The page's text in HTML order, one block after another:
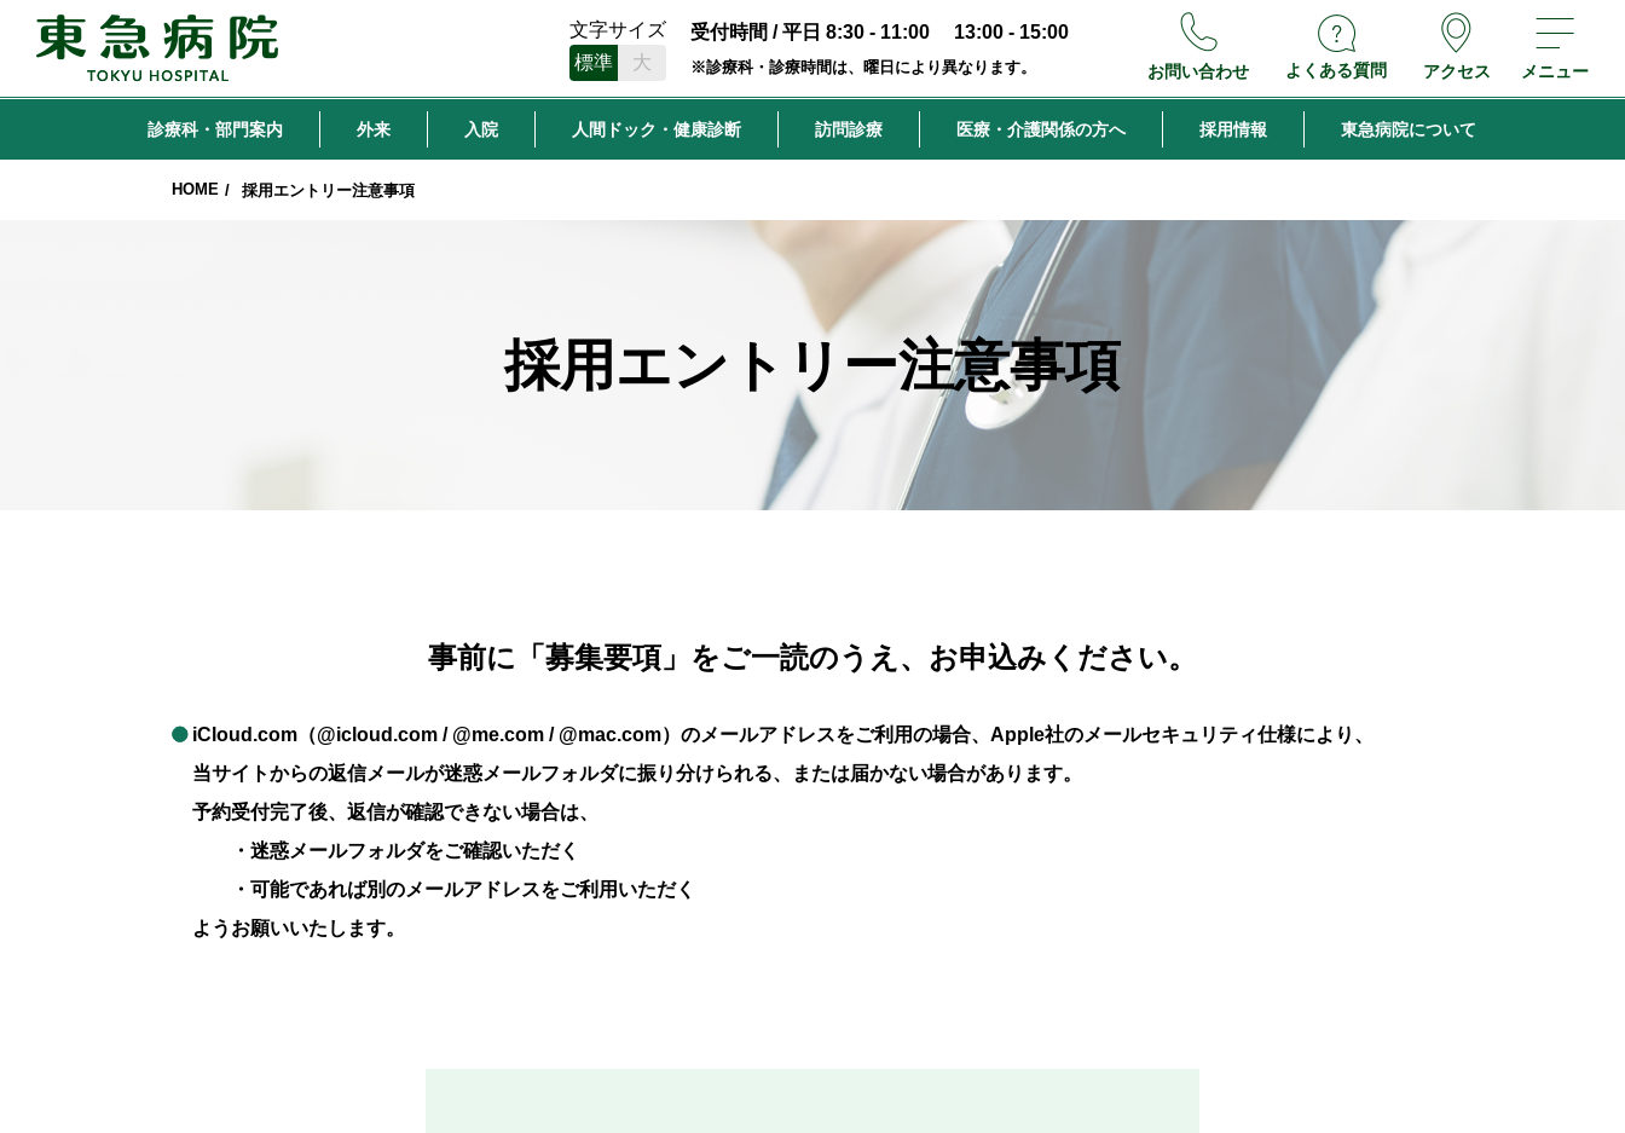
文字サイズ
標準
大
受付時間 / 平日 8:30 - 11:00 13:00 - 15:00
※診療科・診療時間は、曜日により異なります。 お問い合わせ よくある質問 アクセス メニュー
診療科・部門案内 外来 入院 人間ドック・健康診断 訪問診療 医療・介護関係の方へ 採用情報 東急病院について
HOME / 採用エントリー注意事項
採用エントリー注意事項
事前に「募集要項」をご一読のうえ、お申込みください。
iCloud.com（@icloud.com / @me.com / @mac.com）のメールアドレスをご利用の場合、Apple社のメールセキュリティ仕様により、
当サイトからの返信メールが迷惑メールフォルダに振り分けられる、または届かない場合があります。
予約受付完了後、返信が確認できない場合は、
・迷惑メールフォルダをご確認いただく
・可能であれば別のメールアドレスをご利用いただく
ようお願いいたします。